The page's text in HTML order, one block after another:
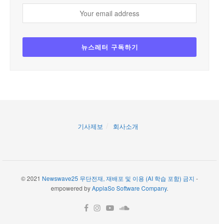
기사제보 회사소개
© 2021 Newswave25 무단전재, 재배포 및 이용 (AI 학습 포함) 금지 -
empowered byApplaSo Software Company.